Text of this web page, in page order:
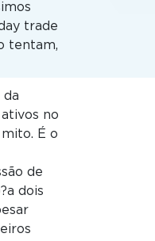
trade
tentam,
da
no
É o
de
dois